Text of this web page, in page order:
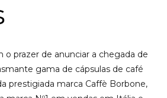
o prazer de anunciar a chegada de
gama de cápsulas de café
prestigiada marca Caffè Borbone,